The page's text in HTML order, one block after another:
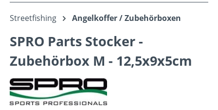
Streetfishing Angelkoffer / Zubehörboxen
SPRO Parts Stocker -
Zubehörbox M - 12,5x9x5cm